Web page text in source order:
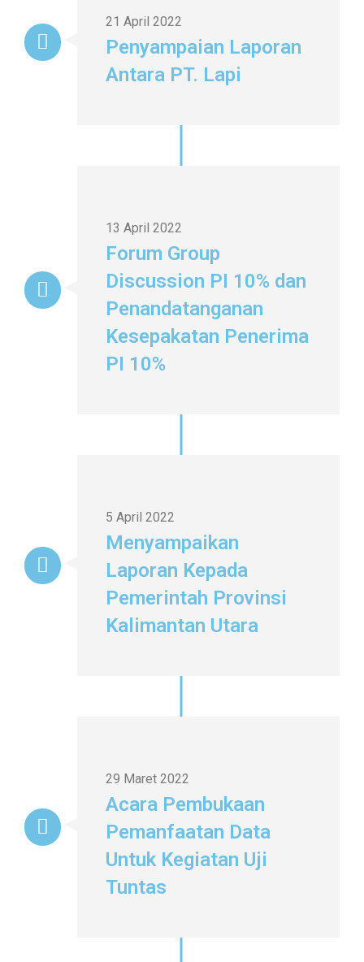
21 April 2022
Penyampaian Laporan
Antara PT. Lapi
13 April 2022
Forum Group
Discussion PI 10% dan
Penandatanganan
Kesepakatan Penerima
PI 10%
5 April 2022
Menyampaikan
Laporan Kepada
Pemerintah Provinsi
Kalimantan Utara
29 Maret 2022
Acara Pembukaan
Pemanfaatan Data
Untuk Kegiatan Uji
Tuntas